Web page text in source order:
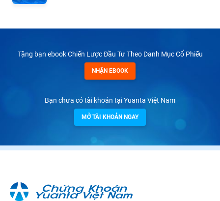
Tặng bạn ebook Chiến Lược Đầu Tư Theo Danh Mục Cổ Phiếu
NHẬN EBOOK
Bạn chưa có tài khoản tại Yuanta Việt Nam
MỞ TÀI KHOẢN NGAY